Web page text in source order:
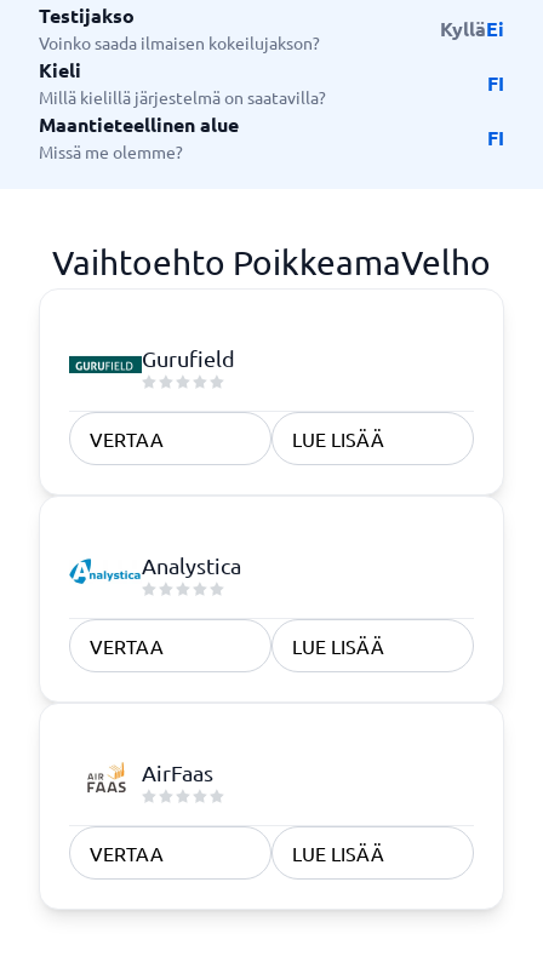
Testijakso
Voinko saada ilmaisen kokeilujakson?
KylläEi
Kieli
Millä kielillä järjestelmä on saatavilla?
FI
Maantieteellinen alue
Missä me olemme?
FI
Vaihtoehto PoikkeamaVelho
Gurufield
VERTAA LUE LISÄÄ
Analystica
VERTAA LUE LISÄÄ
AirFaas
VERTAA LUE LISÄÄ